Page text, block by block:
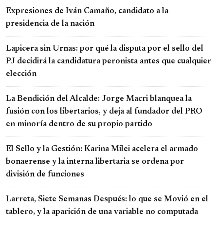
Expresiones de Iván Camaño, candidato a la
presidencia de la nación
Lapicera sin Urnas: por qué la disputa por el sello del
PJ decidirá la candidatura peronista antes que cualquier
elección
La Bendición del Alcalde: Jorge Macri blanquea la
fusión con los libertarios, y deja al fundador del PRO
en minoría dentro de su propio partido
El Sello y la Gestión: Karina Milei acelera el armado
bonaerense y la interna libertaria se ordena por
división de funciones
Larreta, Siete Semanas Después: lo que se Movió en el
tablero, y la aparición de una variable no computada